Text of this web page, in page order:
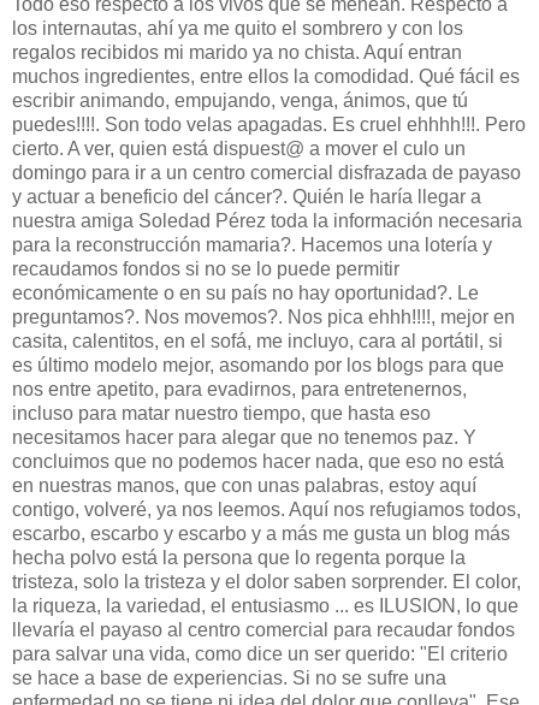
los internautas, ahí ya me quito el sombrero y con los
regalos recibidos mi marido ya no chista. Aquí entran
muchos ingredientes, entre ellos la comodidad. Qué fácil es
escribir animando, empujando, venga, ánimos, que tú
puedes!!!!. Son todo velas apagadas. Es cruel ehhhh!!!. Pero
cierto. A ver, quien está dispuest@ a mover el culo un
domingo para ir a un centro comercial disfrazada de payaso
y actuar a beneficio del cáncer?. Quién le haría llegar a
nuestra amiga Soledad Pérez toda la información necesaria
para la reconstrucción mamaria?. Hacemos una lotería y
recaudamos fondos si no se lo puede permitir
económicamente o en su país no hay oportunidad?. Le
preguntamos?. Nos movemos?. Nos pica ehhh!!!!, mejor en
casita, calentitos, en el sofá, me incluyo, cara al portátil, si
es último modelo mejor, asomando por los blogs para que
nos entre apetito, para evadirnos, para entretenernos,
incluso para matar nuestro tiempo, que hasta eso
necesitamos hacer para alegar que no tenemos paz. Y
concluimos que no podemos hacer nada, que eso no está
en nuestras manos, que con unas palabras, estoy aquí
contigo, volveré, ya nos leemos. Aquí nos refugiamos todos,
escarbo, escarbo y escarbo y a más me gusta un blog más
hecha polvo está la persona que lo regenta porque la
tristeza, solo la tristeza y el dolor saben sorprender. El color,
la riqueza, la variedad, el entusiasmo ... es ILUSION, lo que
llevaría el payaso al centro comercial para recaudar fondos
para salvar una vida, como dice un ser querido: "El criterio
se hace a base de experiencias. Si no se sufre una